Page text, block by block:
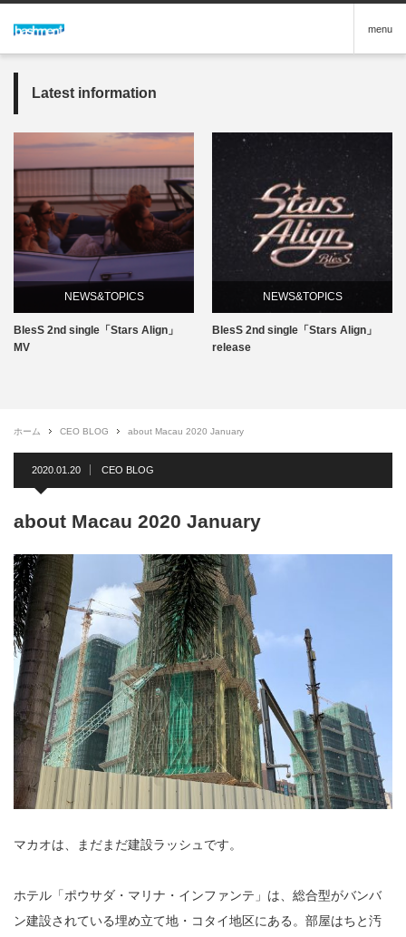
menu
Latest information
NEWS&TOPICS
BlesS 2nd single「Stars Align」
MV
NEWS&TOPICS
BlesS 2nd single「Stars Align」
release
ホーム CEO BLOG about Macau 2020 January
2020.01.20 CEO BLOG
about Macau 2020 January
マカオは、まだまだ建設ラッシュです。
ホテル「ポウサダ・マリナ・インファンテ」は、総合型がバンバ
ン建設されている埋め立て地・コタイ地区にある。部屋はちと汚